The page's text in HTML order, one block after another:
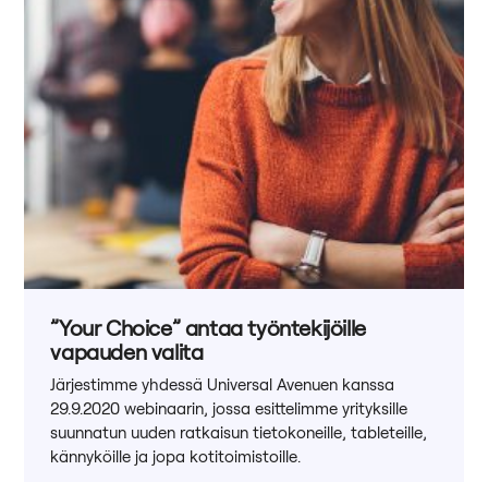
”Your Choice” antaa työntekijöille
vapauden valita
Järjestimme yhdessä Universal Avenuen kanssa
29.9.2020 webinaarin, jossa esittelimme yrityksille
suunnatun uuden ratkaisun tietokoneille, tableteille,
kännyköille ja jopa kotitoimistoille.